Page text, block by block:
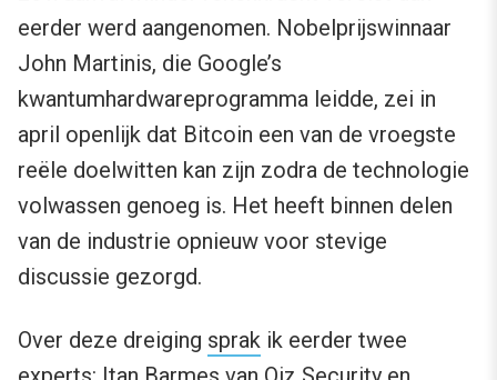
eerder werd aangenomen. Nobelprijswinnaar
John Martinis, die Google’s
kwantumhardwareprogramma leidde, zei in
april openlijk dat Bitcoin een van de vroegste
reële doelwitten kan zijn zodra de technologie
volwassen genoeg is. Het heeft binnen delen
van de industrie opnieuw voor stevige
discussie gezorgd.
Over deze dreiging sprak ik eerder twee